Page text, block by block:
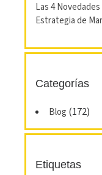
Las 4
Estrategia de
Categorías
Blog (172)
Etiquetas